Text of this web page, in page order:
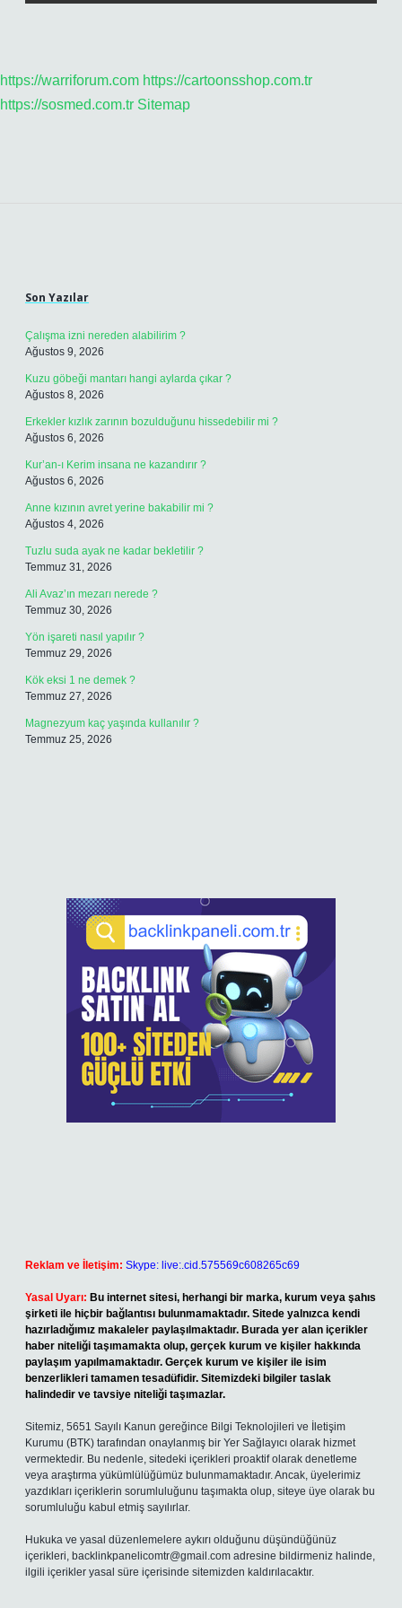
https://warriforum.com https://cartoonsshop.com.tr
https://sosmed.com.tr Sitemap
Son Yazılar
Çalışma izni nereden alabilirim ?
Ağustos 9, 2026
Kuzu göbeği mantarı hangi aylarda çıkar ?
Ağustos 8, 2026
Erkekler kızlık zarının bozulduğunu hissedebilir mi ?
Ağustos 6, 2026
Kur’an-ı Kerim insana ne kazandırır ?
Ağustos 6, 2026
Anne kızının avret yerine bakabilir mi ?
Ağustos 4, 2026
Tuzlu suda ayak ne kadar bekletilir ?
Temmuz 31, 2026
Ali Avaz’ın mezarı nerede ?
Temmuz 30, 2026
Yön işareti nasıl yapılır ?
Temmuz 29, 2026
Kök eksi 1 ne demek ?
Temmuz 27, 2026
Magnezyum kaç yaşında kullanılır ?
Temmuz 25, 2026
Reklam ve İletişim: Skype: live:.cid.575569c608265c69
Yasal Uyarı: Bu internet sitesi, herhangi bir marka, kurum veya şahıs
şirketi ile hiçbir bağlantısı bulunmamaktadır. Sitede yalnızca kendi
hazırladığımız makaleler paylaşılmaktadır. Burada yer alan içerikler
haber niteliği taşımamakta olup, gerçek kurum ve kişiler hakkında
paylaşım yapılmamaktadır. Gerçek kurum ve kişiler ile isim
benzerlikleri tamamen tesadüfidir. Sitemizdeki bilgiler taslak
halindedir ve tavsiye niteliği taşımazlar.
Sitemiz, 5651 Sayılı Kanun gereğince Bilgi Teknolojileri ve İletişim
Kurumu (BTK) tarafından onaylanmış bir Yer Sağlayıcı olarak hizmet
vermektedir. Bu nedenle, sitedeki içerikleri proaktif olarak denetleme
veya araştırma yükümlülüğümüz bulunmamaktadır. Ancak, üyelerimiz
yazdıkları içeriklerin sorumluluğunu taşımakta olup, siteye üye olarak bu
sorumluluğu kabul etmiş sayılırlar.
Hukuka ve yasal düzenlemelere aykırı olduğunu düşündüğünüz
içerikleri, backlinkpanelicomtr@gmail.com adresine bildirmeniz halinde,
ilgili içerikler yasal süre içerisinde sitemizden kaldırılacaktır.